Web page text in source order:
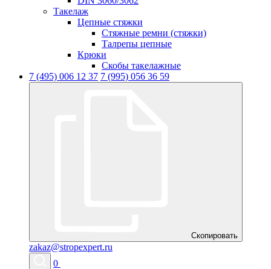
Такелаж
Цепные стяжки
Стяжные ремни (стяжки)
Талрепы цепные
Крюки
Скобы такелажные
7 (495) 006 12 37 7 (995) 056 36 59
Скопировать
zakaz@stropexpert.ru
0